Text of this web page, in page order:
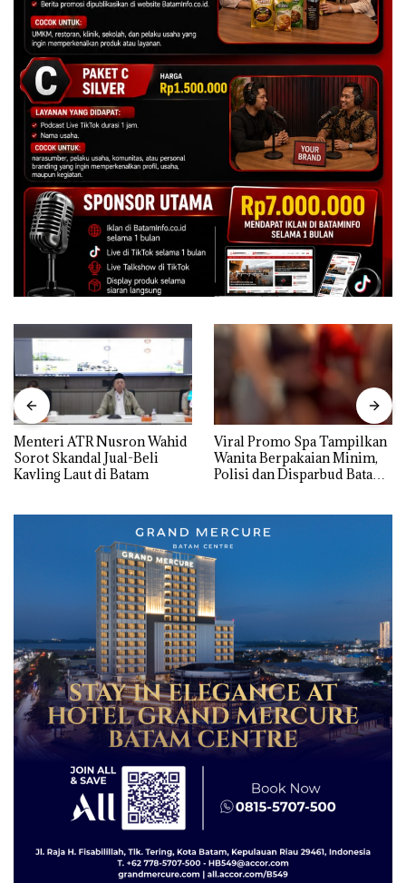
Menteri ATR Nusron Wahid
Sorot Skandal Jual-Beli
Kavling Laut di Batam
Viral Promo Spa Tampilkan
Wanita Berpakaian Minim,
Polisi dan Disparbud Batam